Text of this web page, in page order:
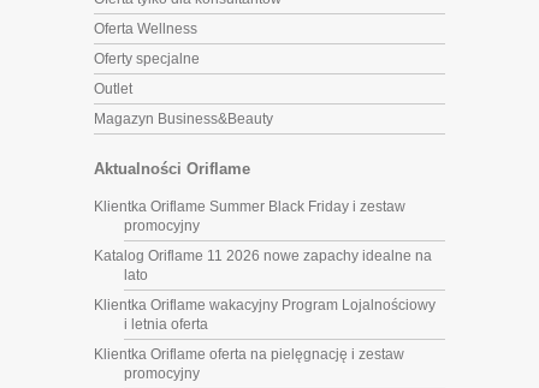
Oferta Wellness
Oferty specjalne
Outlet
Magazyn Business&Beauty
Aktualności Oriflame
Klientka Oriflame Summer Black Friday i zestaw
promocyjny
Katalog Oriflame 11 2026 nowe zapachy idealne na
lato
Klientka Oriflame wakacyjny Program Lojalnościowy
i letnia oferta
Klientka Oriflame oferta na pielęgnację i zestaw
promocyjny